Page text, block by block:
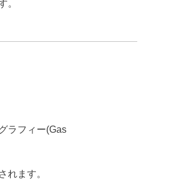
。
ラフィー(Gas
れます。